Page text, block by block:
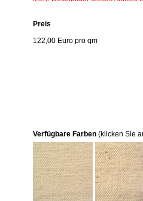
Preis
122,00 Euro pro qm
Verfügbare Farben (klicken Sie